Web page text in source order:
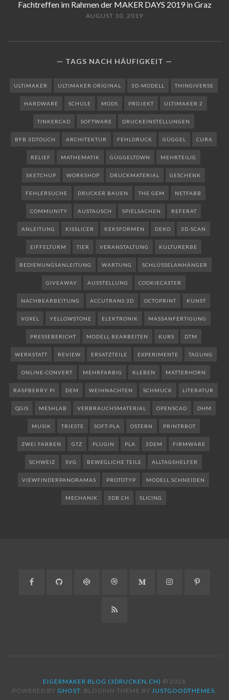
Fachtreffen im Rahmen der MAKER DAYS 2019 in Graz
AUGUST 10, 2019
TAGS NACH HÄUFIGKEIT
ULTIMAKER ULTIMAKER ORIGINAL 3D-MODELL THINGIVERSE
HARDWARE SCHULE MODS PROJEKT ULTIMAKER 2
TINKERCAD SOFTWARE DRUCKEINSTELLUNGEN
BFB 3DTOUCH ARCHITEKTUR FEHLDRUCK GÜGGEL CURA
RELIEF MATHEMATIK GÜGGELTOWN MEHRTEILIG
SKETCHUP WORKSHOP DRUCKMATERIAL GESCHENK
FEHLERSUCHE DRUCKER BAUEN THE GEM NETFABB
COMMUNITY AUSTAUSCH SPIELSACHEN REFERAT
ANLEITUNG KISSLICER KEKSFORMEN DEKO 3D-SCAN
EIFFELTURM TIER VERANSTALTUNG KULTURERBE
BEDIENUNGSANLEITUNG WARTUNG SCHLÜSSELANHÄNGER
GIVEAWAY AUSSTELLUNG COOKIECASTER
NACHBEARBEITUNG ACCUTRANS 3D OCTOPRINT KUNST
VOXEL YELLOWSTONE ELEKTRONIK MASSANFERTIGUNG
PRESSEBERICHT MODELL BEARBEITEN KURS DTM
WERKSTATT REVIEW ERSATZTEILE EXPERIMENTE TAGUNG
ONLINE-CONVERT MEHRFARBIG KLEBEN MATTERHORN
RASPBERRY PI DEM WEIHNACHTEN SCHMUCK LITERATUR
QGIS MESHLAB VERBRAUCHSMATERIAL OPENSCAD DHM
MUSIK TRIESTE SOFT-PLA OSTERN PRINTRBOT
ZWEI FARBEN GTZ PLUGIN PLA 3DEM FIRMWARE
SCHWEIZ SVG BEWEGLICHE TEILE ALLTAGSHELFER
VIEWFINDERPANORAMAS PROTOTYP MODELL SCHNEIDEN
MECHANIK 3DB.CH SLICING
Facebook GitHub CodePen DribbbleMedium Instagram
RSS
EIGERMAKER BLOG (3DRUCKEN.CH) © 2026
POWERED BY GHOST . BLOGINN THEME BY JUSTGOODTHEMES